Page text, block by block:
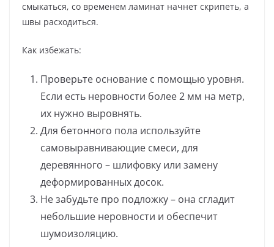
смыкаться, со временем ламинат начнет скрипеть, а
швы расходиться.
Как избежать:
Проверьте основание с помощью уровня.
Если есть неровности более 2 мм на метр,
их нужно выровнять.
Для бетонного пола используйте
самовыравнивающие смеси, для
деревянного – шлифовку или замену
деформированных досок.
Не забудьте про подложку – она сгладит
небольшие неровности и обеспечит
шумоизоляцию.